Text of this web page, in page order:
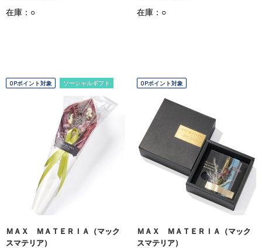
在庫：○ 在庫：○
OPポイント対象 ソーシャルギフト
ＭＡＸ ＭＡＴＥＲＩＡ（マック
スマテリア）
OPポイント対象
ＭＡＸ ＭＡＴＥＲＩＡ（マック
スマテリア）